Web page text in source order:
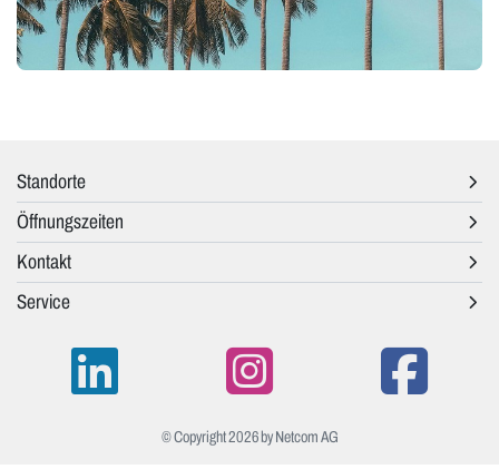
Standorte
Öffnungszeiten
Kontakt
Service
© Copyright 2026 by Netcom AG